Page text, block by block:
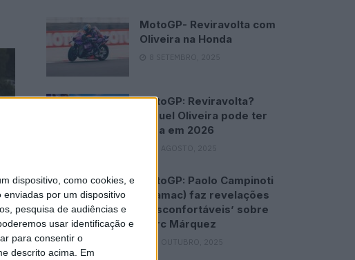
dispositivo, como cookies, e
por um dispositivo
pesquisa de audiências e
usar identificação e
para consentir o
descrito acima. Em
MotoGP- Reviravolta com
Oliveira na Honda
8 SETEMBRO, 2025
MotoGP: Reviravolta?
Miguel Oliveira pode ter
vaga em 2026
28 AGOSTO, 2025
MotoGP: Paolo Campinoti
(Pramac) faz revelações
‘desconfortáveis’ sobre
Marc Márquez
16 OUTUBRO, 2025